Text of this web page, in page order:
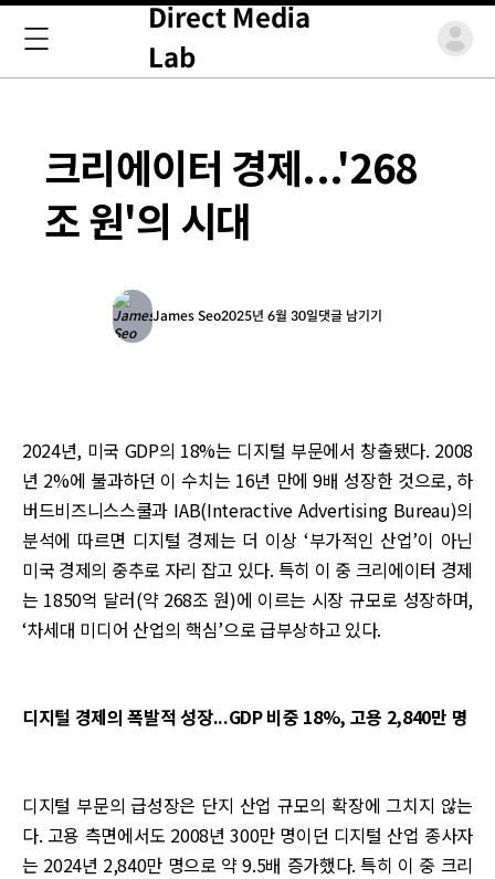
Direct Media
Lab
크리에이터 경제...'268
조 원'의 시대
James Seo2025년 6월 30일댓글 남기기
2024년, 미국 GDP의 18%는 디지털 부문에서 창출됐다. 2008
년 2%에 불과하던 이 수치는 16년 만에 9배 성장한 것으로, 하
버드비즈니스스쿨과 IAB(Interactive Advertising Bureau)의
분석에 따르면 디지털 경제는 더 이상 ‘부가적인 산업’이 아닌
미국 경제의 중추로 자리 잡고 있다. 특히 이 중 크리에이터 경제
는 1850억 달러(약 268조 원)에 이르는 시장 규모로 성장하며,
‘차세대 미디어 산업의 핵심’으로 급부상하고 있다.
디지털 경제의 폭발적 성장...GDP 비중 18%, 고용 2,840만 명
디지털 부문의 급성장은 단지 산업 규모의 확장에 그치지 않는
다. 고용 측면에서도 2008년 300만 명이던 디지털 산업 종사자
는 2024년 2,840만 명으로 약 9.5배 증가했다. 특히 이 중 크리